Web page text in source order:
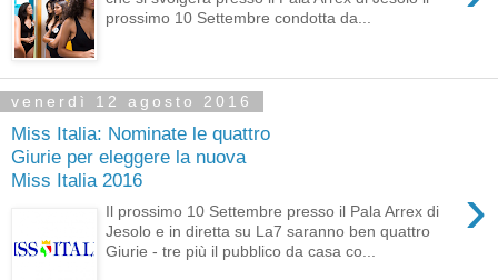
prossimo 10 Settembre condotta da...
venerdì 12 agosto 2016
Miss Italia: Nominate le quattro
Giurie per eleggere la nuova
Miss Italia 2016
›
Il prossimo 10 Settembre presso il Pala Arrex di
Jesolo e in diretta su La7 saranno ben quattro
Giurie - tre più il pubblico da casa co...